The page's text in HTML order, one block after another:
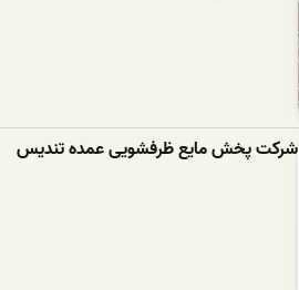
شرکت پخش مایع ظرفشویی عمده تندیس